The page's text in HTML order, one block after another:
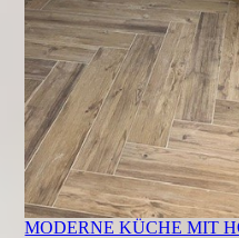
MODERNE KÜCHE MIT